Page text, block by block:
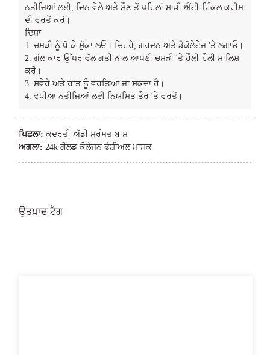
ਨਤੀਜਿਆਂ ਲਈ, ਦਿਨ ਵੇਲੇ ਅਤੇ ਸੌਣ ਤੋਂ ਪਹਿਲਾਂ ਸਾਡੀ ਐਂਟੀ-ਰਿੰਕਲ ਕਰੀਮ
ਦੀ ਵਰਤੋਂ ਕਰੋ।
ਦਿਸ਼ਾ
1. ਚਮੜੀ ਨੂੰ ਧੋ ਕੇ ਸੁੱਕਾ ਲਓ। ਚਿਹਰੇ, ਗਰਦਨ ਅਤੇ ਡੈਕੋਲੇਟੇਜ 'ਤੇ ਲਗਾਓ।
2. ਗੋਲਾਕਾਰ ਉੱਪਰ ਵੱਲ ਗਤੀ ਨਾਲ ਆਪਣੀ ਚਮੜੀ 'ਤੇ ਹੌਲੀ-ਹੌਲੀ ਮਾਲਿਸ਼
ਕਰੋ।
3. ਸਵੇਰੇ ਅਤੇ ਰਾਤ ਨੂੰ ਵਰਤਿਆ ਜਾ ਸਕਦਾ ਹੈ।
4. ਵਧੀਆ ਨਤੀਜਿਆਂ ਲਈ ਨਿਯਮਿਤ ਤੌਰ 'ਤੇ ਵਰਤੋਂ।
ਪਿਛਲਾ: ਕੁਦਰਤੀ ਅੱਡੀ ਮੁਰੰਮਤ ਬਾਮ
ਅਗਲਾ: 24k ਗੋਲਡ ਕੋਲੇਜਨ ਫੇਸ਼ੀਅਲ ਮਾਸਕ
ਉਤਪਾਦ ਟੈਗ